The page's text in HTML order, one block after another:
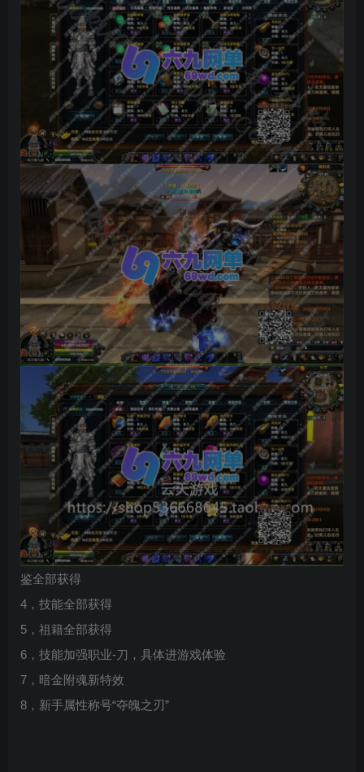
鉴全部获得
4，技能全部获得
5，祖籍全部获得
6，技能加强职业-刀，具体进游戏体验
7，暗金附魂新特效
8，新手属性称号“夺魄之刃”